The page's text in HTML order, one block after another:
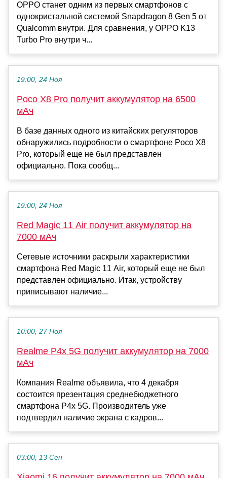
OPPO станет одним из первых смартфонов с
однокристальной системой Snapdragon 8 Gen 5 от
Qualcomm внутри. Для сравнения, у OPPO K13
Turbo Pro внутри ч...
19:00, 24 Ноя
Poco X8 Pro получит аккумулятор на 6500
мАч
В базе данных одного из китайских регуляторов
обнаружились подробности о смартфоне Poco X8
Pro, который еще не был представлен
официально. Пока сообщ...
19:00, 24 Ноя
Red Magic 11 Air получит аккумулятор на
7000 мАч
Сетевые источники раскрыли характеристики
смартфона Red Magic 11 Air, который еще не был
представлен официально. Итак, устройству
приписывают наличие...
10:00, 27 Ноя
Realme P4x 5G получит аккумулятор на 7000
мАч
Компания Realme объявила, что 4 декабря
состоится презентация среднебюджетного
смартфона P4x 5G. Производитель уже
подтвердил наличие экрана с кадров...
03:00, 13 Сен